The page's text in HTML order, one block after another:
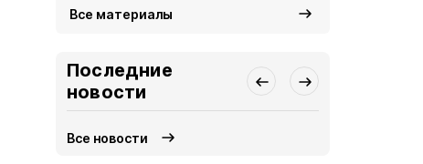
Все материалы
Последние
новости
Все новости